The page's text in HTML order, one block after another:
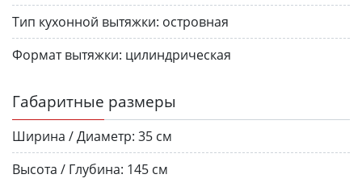
Тип кухонной вытяжки: островная
Формат вытяжки: цилиндрическая
Габаритные размеры
Ширина / Диаметр: 35 см
Высота / Глубина: 145 см